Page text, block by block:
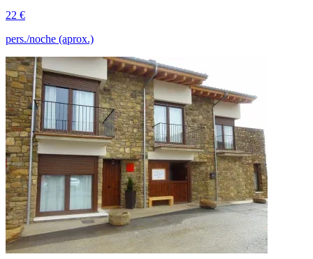
22 €
pers./noche (aprox.)